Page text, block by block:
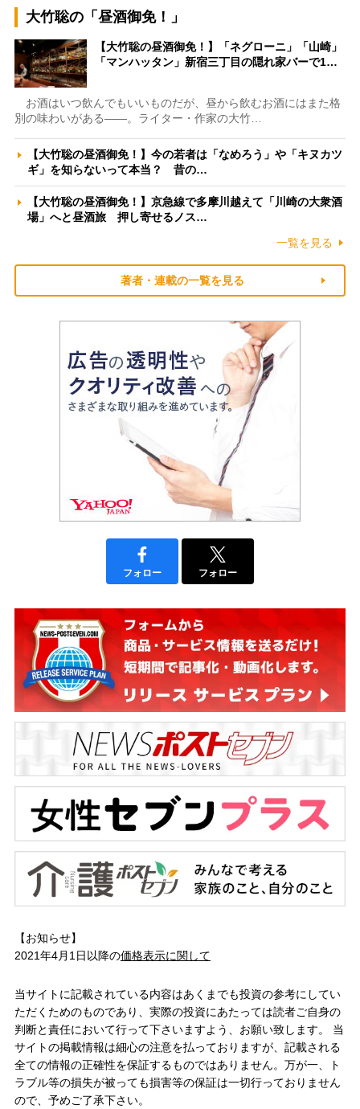
大竹聡の「昼酒御免！」
【大竹聡の昼酒御免！】「ネグローニ」「山崎」
「マンハッタン」新宿三丁目の隠れ家バーで1…
お酒はいつ飲んでもいいものだが、昼から飲むお酒にはまた格
別の味わいがある――。ライター・作家の大竹…
【大竹聡の昼酒御免！】今の若者は「なめろう」や「キヌカツ
ギ」を知らないって本当？ 昔の…
【大竹聡の昼酒御免！】京急線で多摩川越えて「川崎の大衆酒
場」へと昼酒旅 押し寄せるノス…
一覧を見る
著者・連載の一覧を見る
フォロー フォロー
【お知らせ】
2021年4月1日以降の価格表示に関して
当サイトに記載されている内容はあくまでも投資の参考にしてい
ただくためのものであり、実際の投資にあたっては読者ご自身の
判断と責任において行って下さいますよう、お願い致します。 当
サイトの掲載情報は細心の注意を払っておりますが、記載される
全ての情報の正確性を保証するものではありません。万が一、ト
ラブル等の損失が被っても損害等の保証は一切行っておりません
ので、予めご了承下さい。